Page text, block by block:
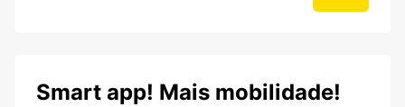
Smart app! Mais mobilidade!